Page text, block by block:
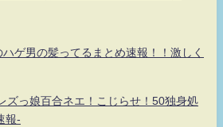
ゲ男の髪ってるまとめ速報！！激しく
ズっ娘百合ネエ！こじらせ！50独身処
報-